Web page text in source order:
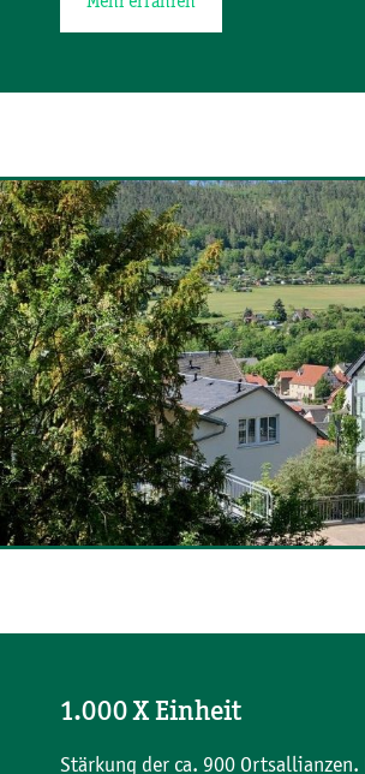
1.000 X Einheit
Stärkung der ca. 900